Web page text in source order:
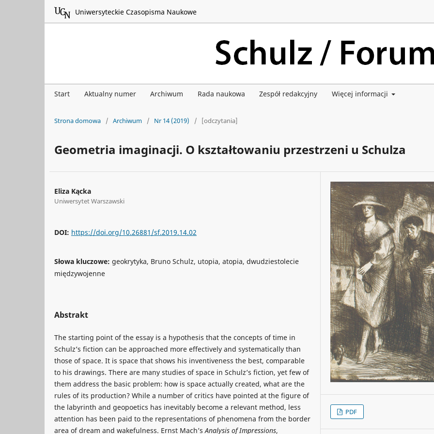
Start Aktualny numer Archiwum Rada naukowa Zespół redakcyjny Więcej informacji
Uniwersyteckie Czasopisma Naukowe
Strona domowa / Archiwum / Nr 14 (2019) / [odczytania]
Geometria imaginacji. O kształtowaniu przestrzeni u Schulza
Eliza Kącka
Uniwersytet Warszawski
DOI: https://doi.org/10.26881/sf.2019.14.02
Słowa kluczowe: geokrytyka, Bruno Schulz, utopia, atopia, dwudziestolecie
międzywojenne
Abstrakt
The starting point of the essay is a hypothesis that the concepts of time in
Schulz’s fiction can be approached more effectively and systematically than
those of space. It is space that shows his inventiveness the best, comparable
to his drawings. There are many studies of space in Schulz’s fiction, yet few of
them address the basic problem: how is space actually created, what are the
rules of its production? While a number of critics have pointed at the figure of
the labyrinth and geopoetics has inevitably become a relevant method, less
attention has been paid to the representations of phenomena from the border
area of dream and wakefulness. Ernst Mach’sAnalysis of Impressions,
PDF